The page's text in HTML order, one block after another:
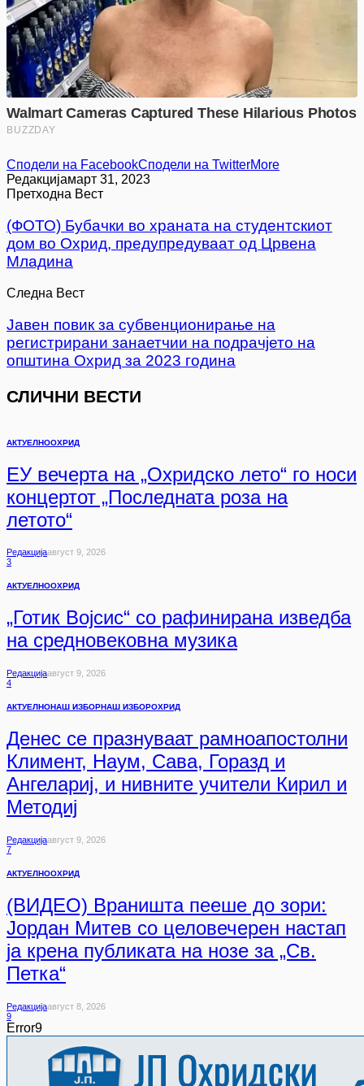
Сподели на FacebookСподели на TwitterMore
Редакцијамарт 31, 2023
Претходна Вест
(ФОТО) Бубачки во храната на студентскиот
дом во Охрид, предупредуваат од Црвена
Младина
Следна Вест
Јавен повик за субвенционирање на
регистрирани занаетчии на подрачјето на
општина Охрид за 2023 година
СЛИЧНИ ВЕСТИ
АКТУЕЛНООХРИД
ЕУ вечерта на „Охридско лето“ го носи
концертот „Последната роза на
летото“
РедакцијаАвгуст 9, 2026
3
АКТУЕЛНООХРИД
„Готик Војсис“ со рафинирана изведба
на средновековна музика
РедакцијаАвгуст 9, 2026
4
АКТУЕЛНОНАШ ИЗБОРНАШ ИЗБОРОХРИД
Денес се празнуваат рамноапостолни
Климент, Наум, Сава, Горазд и
Ангелариј, и нивните учители Кирил и
Методиј
РедакцијаАвгуст 9, 2026
7
АКТУЕЛНООХРИД
(ВИДЕО) Враништа пееше до зори:
Јордан Митев со целовечерен настап
ја крена публиката на нозе за „Св.
Петка“
РедакцијаАвгуст 8, 2026
9
Error9